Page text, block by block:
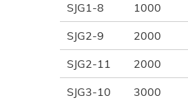
SJG1-8 1000
SJG2-9 2000
SJG2-11 2000
SJG3-10 3000